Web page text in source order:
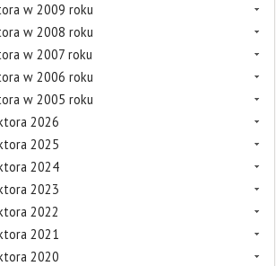
w 2009 roku
w 2008 roku
w 2007 roku
w 2006 roku
w 2005 roku
2026
2025
2024
2023
2022
2021
2020